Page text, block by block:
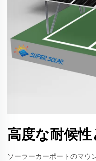
高度な耐候
ソーラーカーポートのマウ